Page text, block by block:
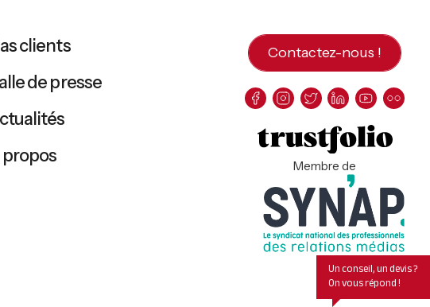
clients
de presse
propos
Contactez-nous !
Membre de
Un conseil, un devis ?
On vous répond !